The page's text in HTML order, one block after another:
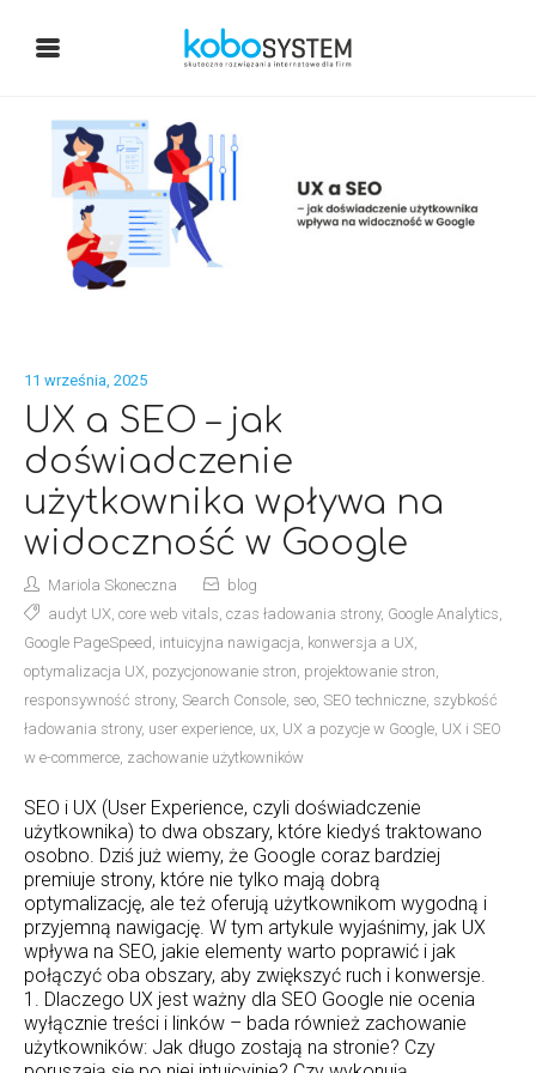
11 września, 2025
UX a SEO – jak
doświadczenie
użytkownika wpływa na
widoczność w Google
Mariola Skoneczna
blog
audyt UX, core web vitals, czas ładowania strony, Google Analytics,
Google PageSpeed, intuicyjna nawigacja, konwersja a UX,
optymalizacja UX, pozycjonowanie stron, projektowanie stron,
responsywność strony, Search Console, seo, SEO techniczne, szybkość
ładowania strony, user experience, ux, UX a pozycje w Google, UX i SEO
w e-commerce, zachowanie użytkowników
SEO i UX (User Experience, czyli doświadczenie
użytkownika) to dwa obszary, które kiedyś traktowano
osobno. Dziś już wiemy, że Google coraz bardziej
premiuje strony, które nie tylko mają dobrą
optymalizację, ale też oferują użytkownikom wygodną i
przyjemną nawigację. W tym artykule wyjaśnimy, jak UX
wpływa na SEO, jakie elementy warto poprawić i jak
połączyć oba obszary, aby zwiększyć ruch i konwersje.
1. Dlaczego UX jest ważny dla SEO Google nie ocenia
wyłącznie treści i linków – bada również zachowanie
użytkowników: Jak długo zostają na stronie? Czy